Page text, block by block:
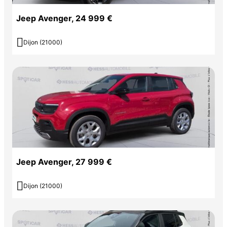
Jeep Avenger, 24 999 €
 Dijon (21000)
Jeep Avenger, 27 999 €
 Dijon (21000)